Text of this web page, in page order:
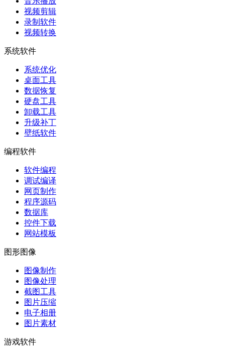
视频剪辑
录制软件
视频转换
系统软件
系统优化
桌面工具
数据恢复
硬盘工具
卸载工具
升级补丁
壁纸软件
编程软件
软件编程
调试编译
网页制作
程序源码
数据库
控件下载
网站模板
图形图像
图像制作
图像处理
截图工具
图片压缩
电子相册
图片素材
游戏软件